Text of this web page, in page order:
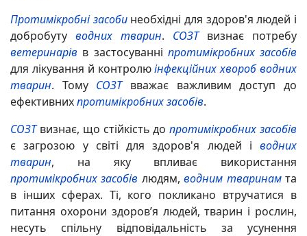
Протимікробні засобинеобхідні для здоров'я людей і
добробуту водних тварин. СОЗТвизнає потребу
ветеринарів в застосуванні протимікробних засобів
для лікування й контролюінфекційних хвороб водних
тварин. Тому СОЗТвважає важливим доступ до
ефективнихпротимікробних засобів.
СОЗТвизнає, що стійкість допротимікробних засобів
є загрозою у світі для здоров'я людей і водних
тварин, на яку впливає використання
протимікробних засобів людям,водним тваринамта
в інших сферах. Ті, кого покликано втручатися в
питання охорони здоров’я людей, тварин і рослин,
несуть спільну відповідальність за усунення